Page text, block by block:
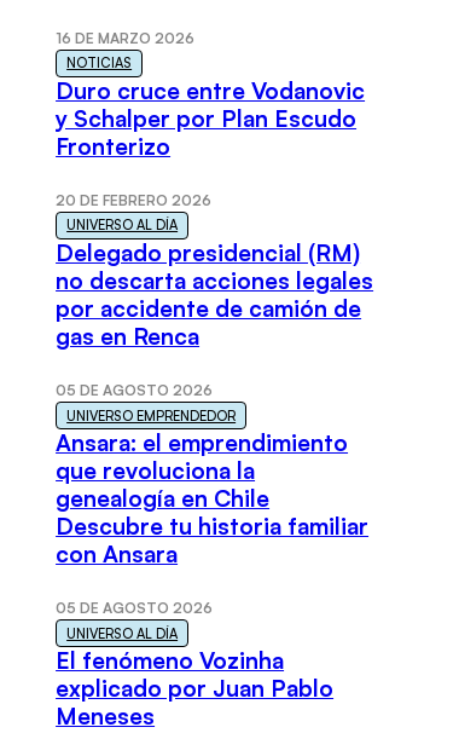
16 DE MARZO 2026
NOTICIAS
Duro cruce entre Vodanovic
y Schalper por Plan Escudo
Fronterizo
20 DE FEBRERO 2026
UNIVERSO AL DÍA
Delegado presidencial (RM)
no descarta acciones legales
por accidente de camión de
gas en Renca
05 DE AGOSTO 2026
UNIVERSO EMPRENDEDOR
Ansara: el emprendimiento
que revoluciona la
genealogía en Chile
Descubre tu historia familiar
con Ansara
05 DE AGOSTO 2026
UNIVERSO AL DÍA
El fenómeno Vozinha
explicado por Juan Pablo
Meneses